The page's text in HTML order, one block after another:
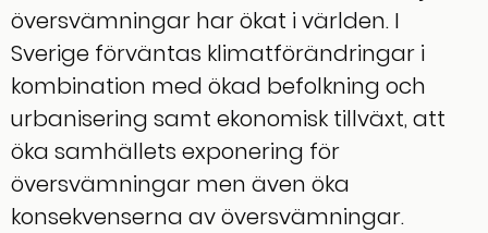
översvämningar har ökat i världen. I
Sverige förväntas klimatförändringar i
kombination med ökad befolkning och
urbanisering samt ekonomisk tillväxt, att
öka samhällets exponering för
översvämningar men även öka
konsekvenserna av översvämningar.